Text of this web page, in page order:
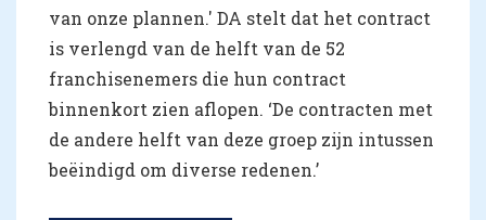
van onze plannen.' DA stelt dat het contract
is verlengd van de helft van de 52
franchisenemers die hun contract
binnenkort zien aflopen. ‘De contracten met
de andere helft van deze groep zijn intussen
beëindigd om diverse redenen.’